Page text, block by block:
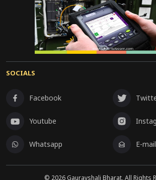
SOCIALS
Facebook
Youtube
Whatsapp E-mail
© 2026Gauravshali Bharat, All Rights